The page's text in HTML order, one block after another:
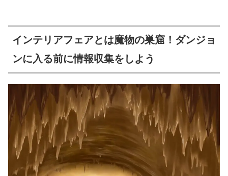
インテリアフェアとは魔物の巣窟！ダンジョ
ンに入る前に情報収集をしよう